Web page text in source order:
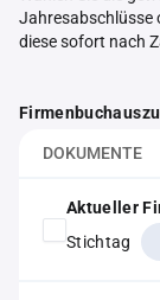
Jahresabschlüsse
diese sofort nach
DOKUMENTE
Aktueller
Stichtag